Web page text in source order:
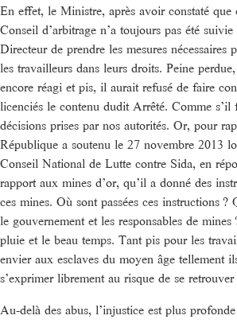
En effet, le Ministre, après avoir constaté que
Conseil d’arbitrage n’a toujours pas été
Directeur de prendre les mesures nécessaires
les travailleurs dans leurs droits. Peine
encore réagi et pis, il aurait refusé de faire
licenciés le contenu dudit Arrêté. Comme
décisions prises par nos autorités. Or, pour
République a soutenu le 27 novembre 2013
Conseil National de Lutte contre Sida, en
rapport aux mines d’or, qu’il a donné des
ces mines. Où sont passées ces instructions
le gouvernement et les responsables de
pluie et le beau temps. Tant pis pour les
envier aux esclaves du moyen âge tellement
s’exprimer librement au risque de se
Au-delà des abus, l’injustice est plus profonde